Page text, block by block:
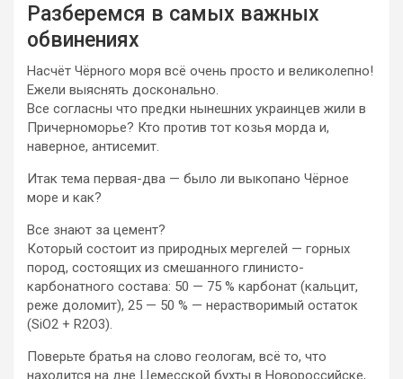
Разберемся в самых важных
обвинениях
Насчёт Чёрного моря всё очень просто и великолепно!
Ежели выяснять досконально.
Все согласны что предки нынешних украинцев жили в
Причерноморье? Кто против тот козья морда и,
наверное, антисемит.
Итак тема первая-два — было ли выкопано Чёрное
море и как?
Все знают за цемент?
Который состоит из природных мергелей — горных
пород, состоящих из смешанного глинисто-
карбонатного состава: 50 — 75 % карбонат (кальцит,
реже доломит), 25 — 50 % — нерастворимый остаток
(SiO2 + R2O3).
Поверьте братья на слово геологам, всё то, что
находится на дне Цемесской бухты в Новороссийске,